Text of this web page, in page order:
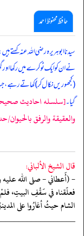
حافظ محفوظ احمد
سیدنا ابوہریرہ رضی اللہ عنہ کہتے
نے ان کو ایک ٹوکرے میں رکھا
(کجھوریں نکال کر) کھاتے رہے،
گیا۔[سلسله احاديث صحيحه/
والعقيقة والرفق بالحيوان/
قال الشيخ الألباني:
- (أَعطاني - صلى الله
فعلّقناه في سَقْفِ البيتِ،
الشام حيثُ أغارُوا على